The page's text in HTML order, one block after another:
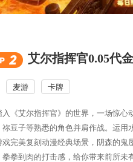
艾尔指挥官0.05代
麦游 卡牌
入《艾尔指挥官》的世界，一场惊
祢豆子等熟悉的角色并肩作战。运
戏完美复刻动漫经典场景，阴森的
拳拳到肉的打击感，给你带来前所